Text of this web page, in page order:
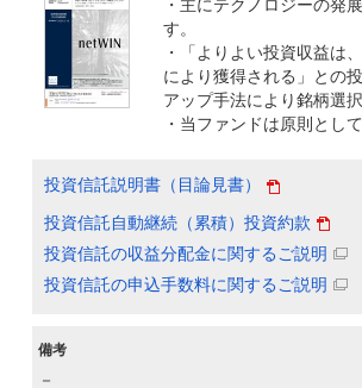
・主にテクノロジーの発
す。
・「よりよい投資収益は
により獲得される」との
アップ手法により銘柄選
・当ファンドは原則とし
投資信託説明書（目論見書）
投資信託自動継続（累積）投資約款
投資信託の収益分配金に関するご説明
投資信託の申込手数料に関するご説明
備考
－